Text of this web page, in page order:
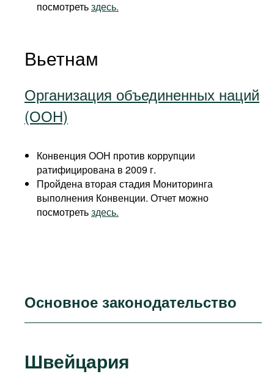
посмотретьздесь.
Вьетнам
Организация объединенных наций
(ООН)
Конвенция ООН против коррупции
ратифицирована в 2009 г.
Пройдена вторая стадия Мониторинга
выполнения Конвенции. Отчет можно
посмотретьздесь.
Основное законодательство
Швейцария